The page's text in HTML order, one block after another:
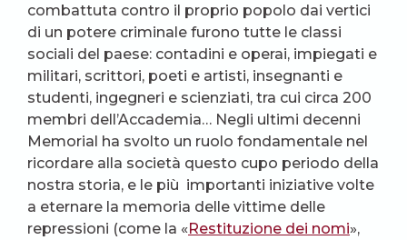
combattuta contro il proprio popolo dai vertici
di un potere criminale furono tutte le classi
sociali del paese: contadini e operai, impiegati e
militari, scrittori, poeti e artisti, insegnanti e
studenti, ingegneri e scienziati, tra cui circa 200
membri dell’Accademia… Negli ultimi decenni
Memorial ha svolto un ruolo fondamentale nel
ricordare alla società questo cupo periodo della
nostra storia, e le più importanti iniziative volte
a eternare la memoria delle vittime delle
repressioni (come la «Restituzione dei nomi»,